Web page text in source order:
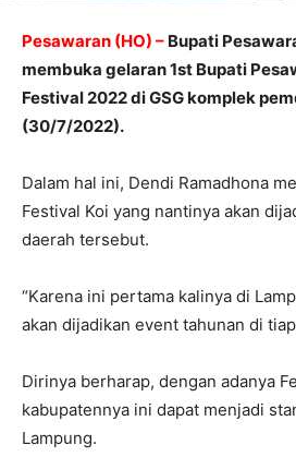
Pesawaran (HO) – Bupati
membuka gelaran 1st Bupati
Festival 2022 di GSG komplek
(30/7/2022).
Dalam hal ini, Dendi Ramadhona
Festival Koi yang nantinya akan
daerah tersebut.
“Karena ini pertama kalinya di
akan dijadikan event tahunan di
Dirinya berharap, dengan adanya
kabupatennya ini dapat menjadi
Lampung.